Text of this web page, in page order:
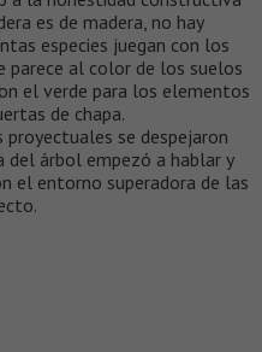
es de madera, no hay
especies juegan con los
parece al color de los suelos
el verde para los elementos
de chapa.
proyectuales se despejaron
árbol empezó a hablar y
el entorno superadora de las